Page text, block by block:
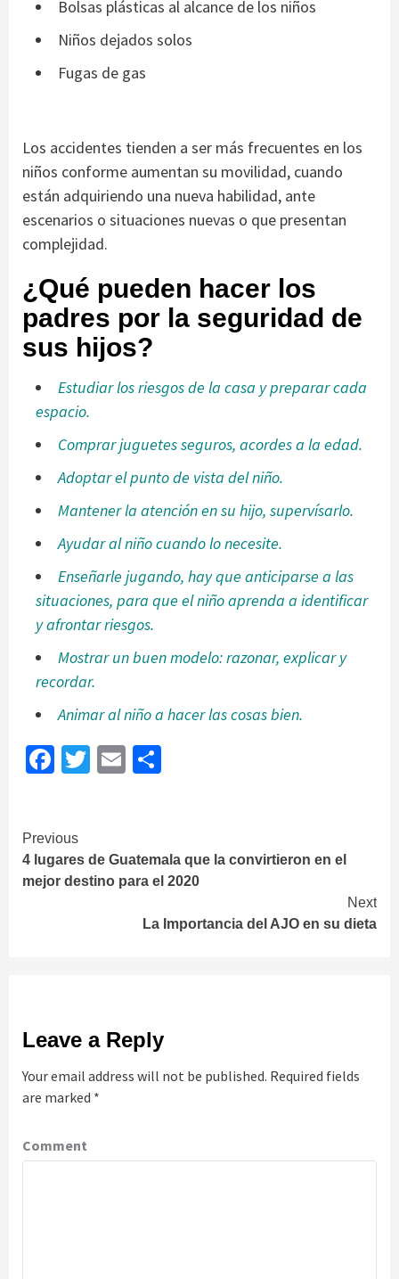
Bolsas plásticas al alcance de los niños
Niños dejados solos
Fugas de gas
Los accidentes tienden a ser más frecuentes en los
niños conforme aumentan su movilidad, cuando
están adquiriendo una nueva habilidad, ante
escenarios o situaciones nuevas o que presentan
complejidad.
¿Qué pueden hacer los
padres por la seguridad de
sus hijos?
Estudiar los riesgos de la casa y preparar cada
espacio.
Comprar juguetes seguros, acordes a la edad.
Adoptar el punto de vista del niño.
Mantener la atención en su hijo, supervísarlo.
Ayudar al niño cuando lo necesite.
Enseñarle jugando, hay que anticiparse a las
situaciones, para que el niño aprenda a identificar
y afrontar riesgos.
Mostrar un buen modelo: razonar, explicar y
recordar.
Animar al niño a hacer las cosas bien.
Facebook
Twitter
Email
Continue
Reading
Previous
4 lugares de Guatemala que la convirtieron en el
mejor destino para el 2020
Next
La Importancia del AJO en su dieta
Leave a Reply
Your email address will not be published. Required fields
are marked *
Comment